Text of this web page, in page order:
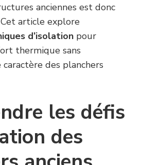
anciennes est donc
article explore
d’isolation pour
thermique sans
des planchers
les défis
des